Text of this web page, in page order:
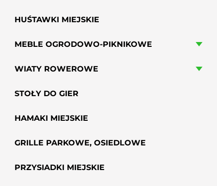
HUŚTAWKI MIEJSKIE
MEBLE OGRODOWO-PIKNIKOWE
WIATY ROWEROWE
STOŁY DO GIER
HAMAKI MIEJSKIE
GRILLE PARKOWE, OSIEDLOWE
PRZYSIADKI MIEJSKIE